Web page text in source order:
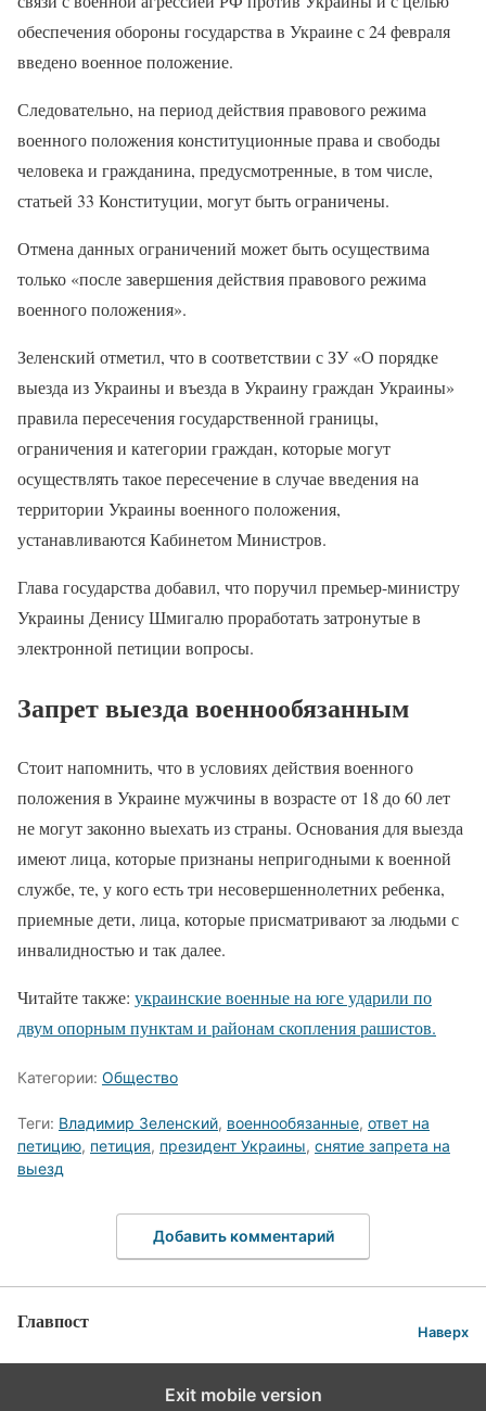
обеспечения обороны государства в Украине с 24 февраля
введено военное положение.
Следовательно, на период действия правового режима
военного положения конституционные права и свободы
человека и гражданина, предусмотренные, в том числе,
статьей 33 Конституции, могут быть ограничены.
Отмена данных ограничений может быть осуществима
только «после завершения действия правового режима
военного положения».
Зеленский отметил, что в соответствии с ЗУ «О порядке
выезда из Украины и въезда в Украину граждан Украины»
правила пересечения государственной границы,
ограничения и категории граждан, которые могут
осуществлять такое пересечение в случае введения на
территории Украины военного положения,
устанавливаются Кабинетом Министров.
Глава государства добавил, что поручил премьер-министру
Украины Денису Шмигалю проработать затронутые в
электронной петиции вопросы.
Запрет выезда военнообязанным
Стоит напомнить, что в условиях действия военного
положения в Украине мужчины в возрасте от 18 до 60 лет
не могут законно выехать из страны. Основания для выезда
имеют лица, которые признаны непригодными к военной
службе, те, у кого есть три несовершеннолетних ребенка,
приемные дети, лица, которые присматривают за людьми с
инвалидностью и так далее.
Читайте также: украинские военные на юге ударили по
двум опорным пунктам и районам скопления рашистов.
Категории: Общество
Теги: Владимир Зеленский, военнообязанные, ответ на
петицию, петиция, президент Украины, снятие запрета на
выезд
Добавить комментарий
Главпост Наверх
Exit mobile version